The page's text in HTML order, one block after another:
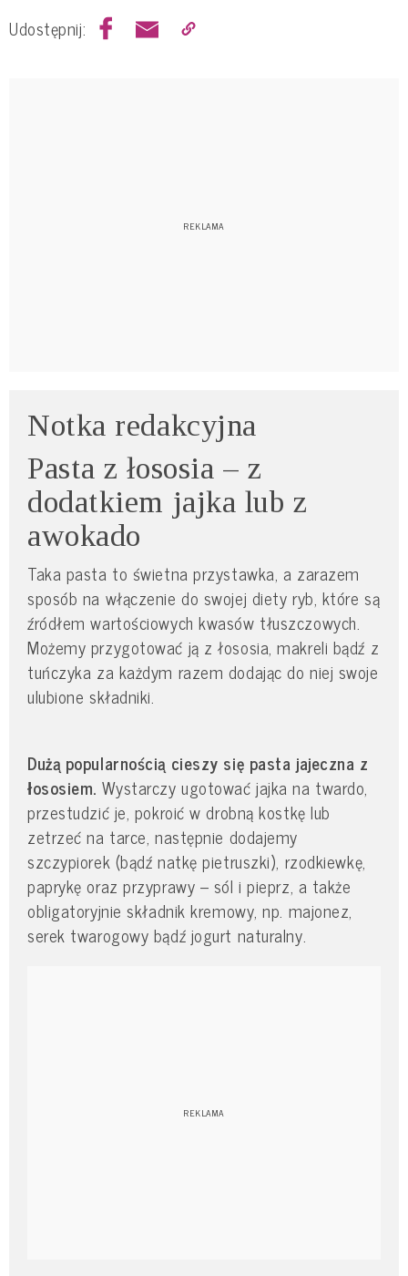
Udostępnij:
Notka redakcyjna
Pasta z łososia – z
dodatkiem jajka lub z
awokado
Taka pasta to świetna przystawka, a zarazem
sposób na włączenie do swojej diety ryb, które są
źródłem wartościowych kwasów tłuszczowych.
Możemy przygotować ją z łososia, makreli bądź z
tuńczyka za każdym razem dodając do niej swoje
ulubione składniki.
Dużą popularnością cieszy się pasta jajeczna z
łososiem. Wystarczy ugotować jajka na twardo,
przestudzić je, pokroić w drobną kostkę lub
zetrzeć na tarce, następnie dodajemy
szczypiorek (bądź natkę pietruszki), rzodkiewkę,
paprykę oraz przyprawy – sól i pieprz, a także
obligatoryjnie składnik kremowy, np. majonez,
serek twarogowy bądź jogurt naturalny.